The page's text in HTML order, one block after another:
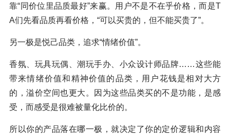
靠“同价位里品质最好”来赢。用户不是不在乎价格，而是T
A们先看品质再看价格，“可以买贵的，但不能买贵了”。
另一极是悦己品类，追求“情绪价值”。
香氛、玩具玩偶、潮玩手办、小众设计师品牌……这些能
带来情绪价值和精神价值的品类，用户花钱是相对大方
的，溢价空间也更大。因为这些品类买的不是功能，是感
受，而感受是很难被量化比价的。
所以你的产品落在哪一极，就决定了你的定价逻辑和内容